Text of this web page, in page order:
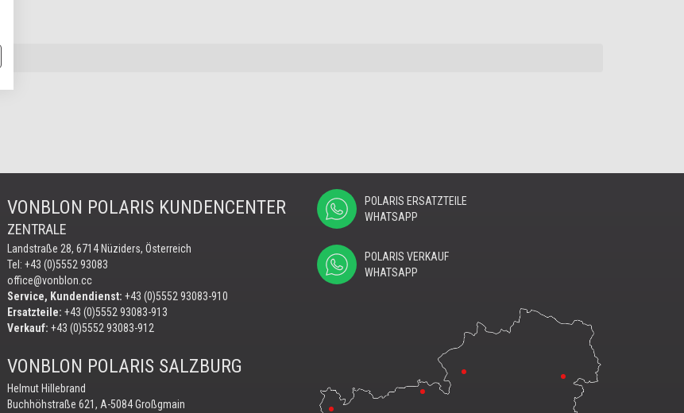
VONBLON POLARIS KUNDENCENTER
ZENTRALE
Landstraße 28, 6714 Nüziders, Österreich
Tel: +43 (0)5552 93083
office@vonblon.cc
Service, Kundendienst: +43 (0)5552 93083-910
Ersatzteile: +43 (0)5552 93083-913
Verkauf: +43 (0)5552 93083-912
VONBLON POLARIS SALZBURG
Helmut Hillebrand
Buchhöhstraße 621, A-5084 Großgmain
POLARIS ERSATZTEILE
WHATSAPP
POLARIS VERKAUF
WHATSAPP